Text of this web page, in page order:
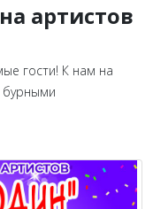
артистов
гости! К нам на
бурными